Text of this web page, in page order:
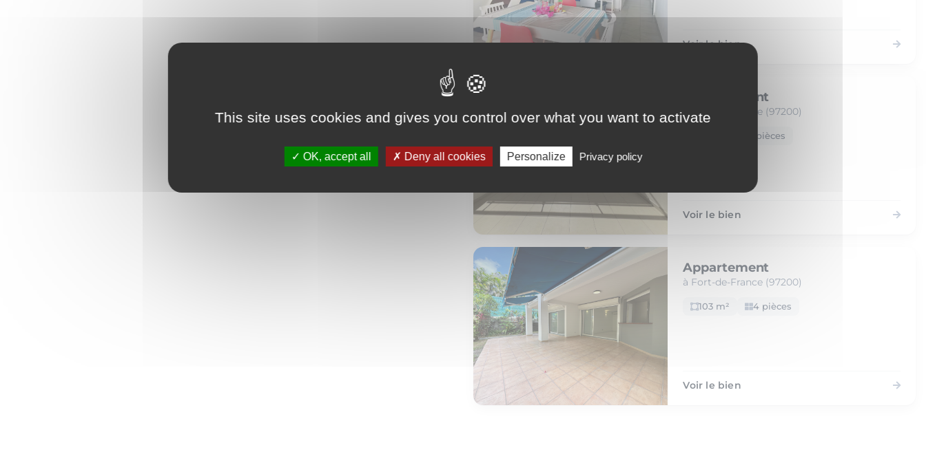
Voir le bien
Appartement
à Fort-de-France (97200)
2 pièces
Voir le bien
Appartement
à Fort-de-France (97200)
103 m² 4 pièces
Voir le bien
This site uses cookies and gives you control over what you want to activate
OK, accept all Deny all cookies Personalize Privacy policy